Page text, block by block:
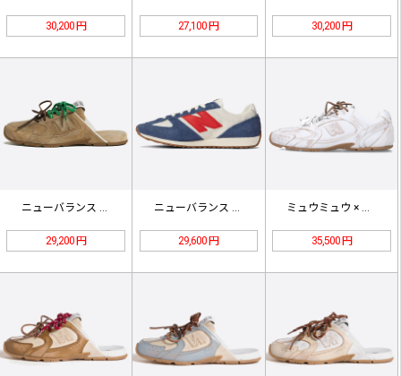
30,200 円 27,100 円 30,200 円
ニューバランス X ミュウミュウ 5…
29,200 円
ニューバランス 471 ネイビー リ…
29,600 円
ミュウミュウ × ニューバランス 5…
35,500 円